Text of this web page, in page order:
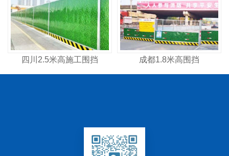
四川2.5米高施工围挡 成都1.8米高围挡